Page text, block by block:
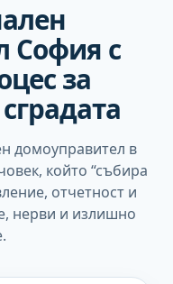
София с
за
домоуправител в
който “събира
отчетност и
нерви и излишно